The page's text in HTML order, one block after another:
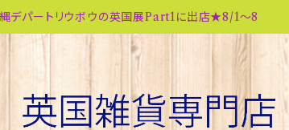
デパートリウボウの英国展Part1に出店★8/1～8